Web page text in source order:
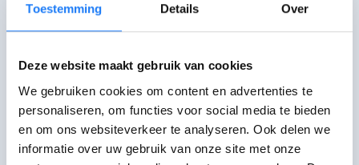
Toestemming Details Over
Deze website maakt gebruik van cookies
We gebruiken cookies om content en advertenties te
personaliseren, om functies voor social media te bieden
en om ons websiteverkeer te analyseren. Ook delen we
informatie over uw gebruik van onze site met onze
Als je ziet dat een maat van je het
moeilijk heeft, wees er voor hem.Praat
en wees begripvol.
Zie ook:
Met wie praat ik over mijn